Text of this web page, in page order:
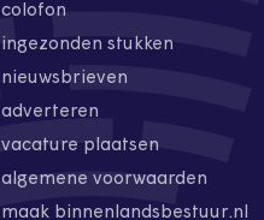
colofon
ingezonden stukken
nieuwsbrieven
adverteren
vacature plaatsen
algemene voorwaarden
maak binnenlandsbestuur.nl